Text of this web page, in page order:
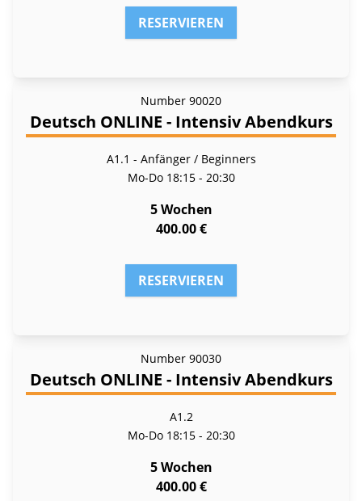
RESERVIEREN
Number 90020
Deutsch ONLINE - Intensiv Abendkurs
A1.1 - Anfänger / Beginners
Mo-Do 18:15 - 20:30
5 Wochen
400.00 €
RESERVIEREN
Number 90030
Deutsch ONLINE - Intensiv Abendkurs
A1.2
Mo-Do 18:15 - 20:30
5 Wochen
400.00 €